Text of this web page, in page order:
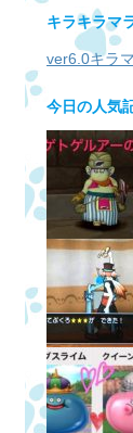
キラキラマ
ver6.0キラ
今日の人気